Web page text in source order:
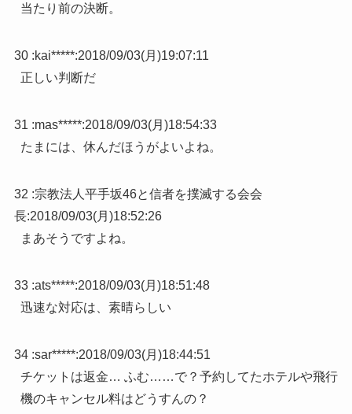
当たり前の決断。
30 :kai*****:2018/09/03(月)19:07:11
正しい判断だ
31 :mas*****:2018/09/03(月)18:54:33
たまには、休んだほうがよいよね。
32 :宗教法人平手坂46と信者を撲滅する会会
長:2018/09/03(月)18:52:26
まあそうですよね。
33 :ats*****:2018/09/03(月)18:51:48
迅速な対応は、素晴らしい
34 :sar*****:2018/09/03(月)18:44:51
チケットは返金… ふむ……で？予約してたホテルや飛行
機のキャンセル料はどうすんの？